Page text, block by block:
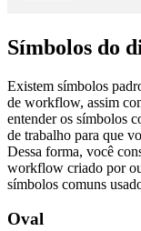
Símbolos do
Existem símbolos
de workflow, assim
entender os símbolos
de trabalho para que
Dessa forma, você
workflow criado por
símbolos comuns
Oval